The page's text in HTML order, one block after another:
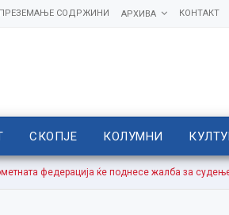
КОНТАКТ
АРХИВА
СОДРЖИНИ
СКОПЈЕ КОЛУМНИ
федерација ќе поднесе жалба за